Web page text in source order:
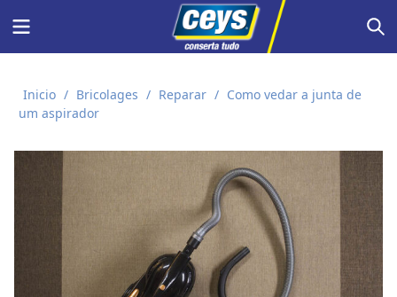
Menu
Inicio / Bricolages / Reparar / Como vedar a junta de
um aspirador